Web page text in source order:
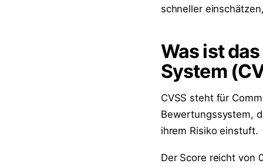
schneller
Was ist
System
CVSS steht für
Bewertungssystem,
ihrem Risiko einstuft.
Der Score reicht von